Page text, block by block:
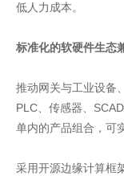
低人力成本。
标准化的软硬件生态
推动网关与工业设备
PLC、传感器、
单内的产品组合，可
采用开源边缘计算框